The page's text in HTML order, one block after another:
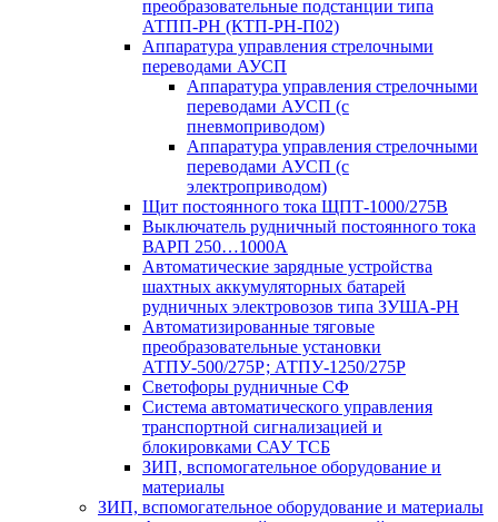
преобразовательные подстанции типа
АТПП-РН (КТП-РН-П02)
Аппаратура управления стрелочными
переводами АУСП
Аппаратура управления стрелочными
переводами АУСП (с
пневмоприводом)
Аппаратура управления стрелочными
переводами АУСП (с
электроприводом)
Щит постоянного тока ЩПТ-1000/275В
Выключатель рудничный постоянного тока
ВАРП 250…1000А
Автоматические зарядные устройства
шахтных аккумуляторных батарей
рудничных электровозов типа ЗУША-РН
Автоматизированные тяговые
преобразовательные установки
АТПУ-500/275Р; АТПУ-1250/275Р
Светофоры рудничные СФ
Система автоматического управления
транспортной сигнализацией и
блокировками САУ ТСБ
ЗИП, вспомогательное оборудование и
материалы
ЗИП, вспомогательное оборудование и материалы